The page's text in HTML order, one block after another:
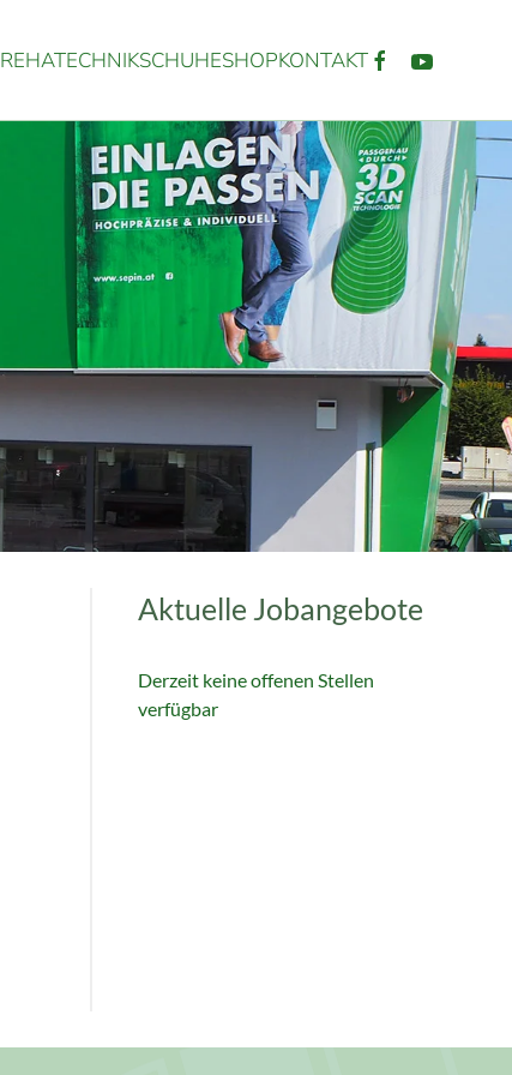
REHATECHNIKSCHUHESHOPKONTAKT
Aktuelle Jobangebote
Derzeit keine offenen Stellen
verfügbar